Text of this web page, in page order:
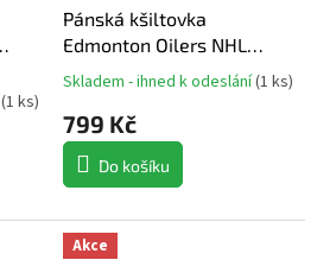
(1 ks)
Pánská kšiltovka
Edmonton Oilers NHL
Heritage Snapback
Průměrné
produktu
je
5,0
5
hvězdiček.
Skladem - ihned k odeslání(1 ks)
799 Kč
Do košíku
Akce